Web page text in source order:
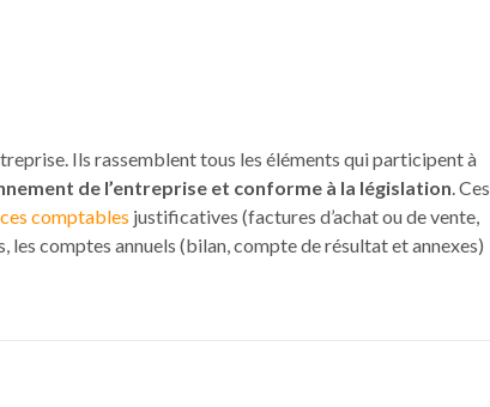
Ils rassemblent tous les éléments qui participent à
de l’entreprise et conforme à la législation. Ces
comptables justificatives (factures d’achat ou de vente,
comptes annuels (bilan, compte de résultat et annexes)